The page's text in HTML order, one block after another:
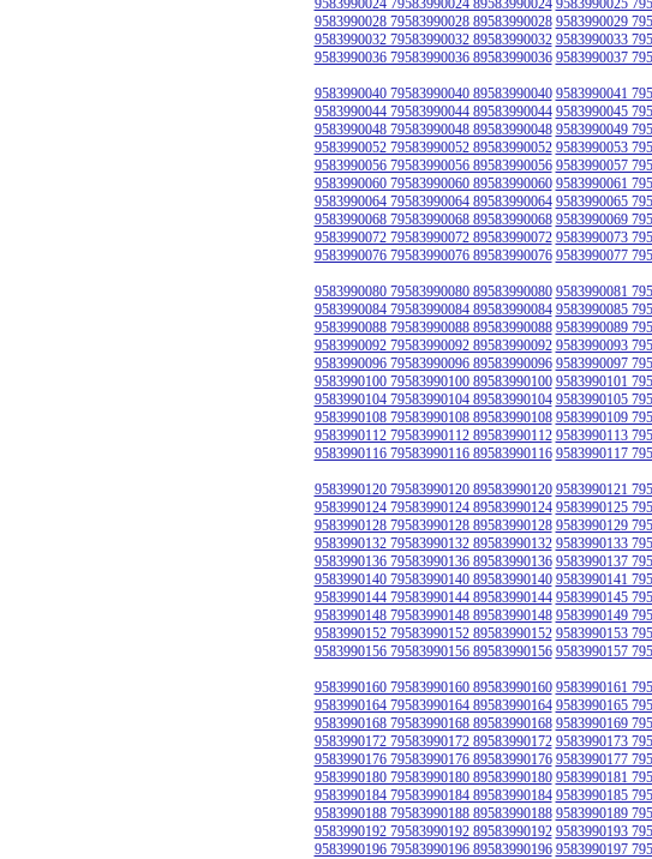
9583990028 79583990028 89583990028 9583990029
9583990032 79583990032 89583990032 9583990033
9583990036 79583990036 89583990036 9583990037
9583990040 79583990040 89583990040 9583990041
9583990044 79583990044 89583990044 9583990045
9583990048 79583990048 89583990048 9583990049
9583990052 79583990052 89583990052 9583990053
9583990056 79583990056 89583990056 9583990057
9583990060 79583990060 89583990060 9583990061
9583990064 79583990064 89583990064 9583990065
9583990068 79583990068 89583990068 9583990069
9583990072 79583990072 89583990072 9583990073
9583990076 79583990076 89583990076 9583990077
9583990080 79583990080 89583990080 9583990081
9583990084 79583990084 89583990084 9583990085
9583990088 79583990088 89583990088 9583990089
9583990092 79583990092 89583990092 9583990093
9583990096 79583990096 89583990096 9583990097
9583990100 79583990100 89583990100 9583990101
9583990104 79583990104 89583990104 9583990105
9583990108 79583990108 89583990108 9583990109
9583990112 79583990112 89583990112 9583990113
9583990116 79583990116 89583990116 9583990117
9583990120 79583990120 89583990120 9583990121
9583990124 79583990124 89583990124 9583990125
9583990128 79583990128 89583990128 9583990129
9583990132 79583990132 89583990132 9583990133
9583990136 79583990136 89583990136 9583990137
9583990140 79583990140 89583990140 9583990141
9583990144 79583990144 89583990144 9583990145
9583990148 79583990148 89583990148 9583990149
9583990152 79583990152 89583990152 9583990153
9583990156 79583990156 89583990156 9583990157
9583990160 79583990160 89583990160 9583990161
9583990164 79583990164 89583990164 9583990165
9583990168 79583990168 89583990168 9583990169
9583990172 79583990172 89583990172 9583990173
9583990176 79583990176 89583990176 9583990177
9583990180 79583990180 89583990180 9583990181
9583990184 79583990184 89583990184 9583990185
9583990188 79583990188 89583990188 9583990189
9583990192 79583990192 89583990192 9583990193
9583990196 79583990196 89583990196 9583990197